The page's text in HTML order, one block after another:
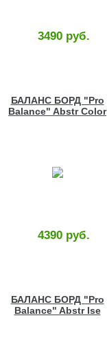
3490 руб.
БАЛАНС БОРД "Pro
Balance" Abstr Color
4390 руб.
БАЛАНС БОРД "Pro
Balance" Abstr Ise